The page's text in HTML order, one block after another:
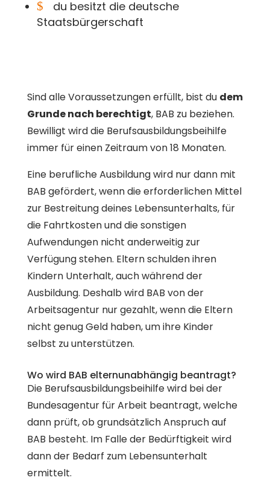
$
du besitzt die deutsche
Staatsbürgerschaft
Sind alle Voraussetzungen erfüllt, bist du dem
Grunde nach berechtigt, BAB zu beziehen.
Bewilligt wird die Berufsausbildungsbeihilfe
immer für einen Zeitraum von 18 Monaten.
Eine berufliche Ausbildung wird nur dann mit
BAB gefördert, wenn die erforderlichen Mittel
zur Bestreitung deines Lebensunterhalts, für
die Fahrtkosten und die sonstigen
Aufwendungen nicht anderweitig zur
Verfügung stehen. Eltern schulden ihren
Kindern Unterhalt, auch während der
Ausbildung. Deshalb wird BAB von der
Arbeitsagentur nur gezahlt, wenn die Eltern
nicht genug Geld haben, um ihre Kinder
selbst zu unterstützen.
Wo wird BAB elternunabhängig beantragt?
Die Berufsausbildungsbeihilfe wird bei der
Bundesagentur für Arbeit beantragt, welche
dann prüft, ob grundsätzlich Anspruch auf
BAB besteht. Im Falle der Bedürftigkeit wird
dann der Bedarf zum Lebensunterhalt
ermittelt.